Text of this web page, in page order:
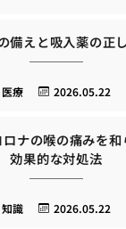
備えと吸入薬の正
2026.05.22
医療
ナの喉の痛みを
効果的な対処法
2026.05.22
知識